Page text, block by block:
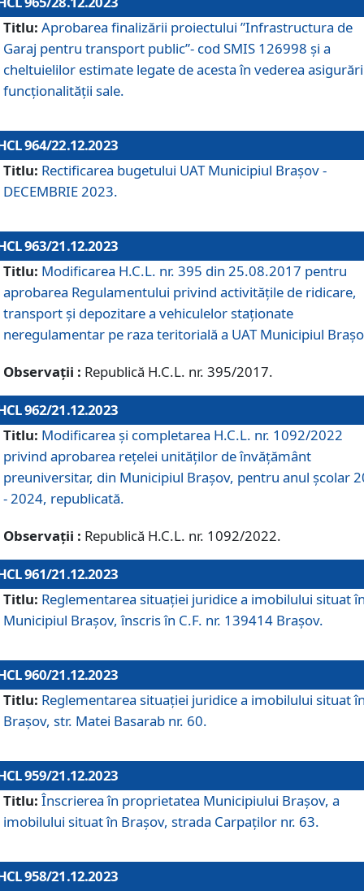
Titlu: Aprobarea finalizării proiectului ”Infrastructura de
Garaj pentru transport public”- cod SMIS 126998 și a
cheltuielilor estimate legate de acesta în vederea
funcționalității sale.
964/22.12.2023
Titlu: Rectificarea bugetului UAT Municipiul Braşov -
DECEMBRIE 2023.
963/21.12.2023
Titlu: Modificarea H.C.L. nr. 395 din 25.08.2017 pentru
aprobarea Regulamentului privind activitățile de ridicare,
transport şi depozitare a vehiculelor staționate
neregulamentar pe raza teritorială a UAT Municipiul
Observații : Republică H.C.L. nr. 395/2017.
962/21.12.2023
Titlu: Modificarea și completarea H.C.L. nr. 1092/2022
privind aprobarea rețelei unităților de învăţământ
preuniversitar, din Municipiul Braşov, pentru anul școlar
- 2024, republicată.
Observații : Republică H.C.L. nr. 1092/2022.
961/21.12.2023
Titlu: Reglementarea situației juridice a imobilului situat
Municipiul Brașov, înscris în C.F. nr. 139414 Brașov.
960/21.12.2023
Titlu: Reglementarea situației juridice a imobilului situat
Brașov, str. Matei Basarab nr. 60.
959/21.12.2023
Titlu: Înscrierea în proprietatea Municipiului Brașov, a
imobilului situat în Brașov, strada Carpaților nr. 63.
958/21.12.2023